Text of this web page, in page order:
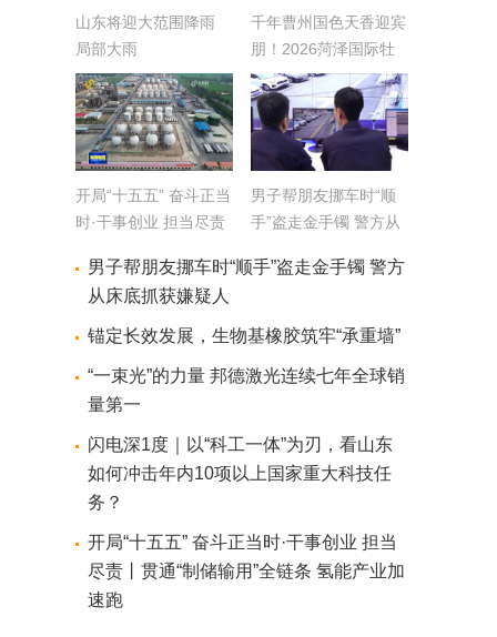
山东将迎大范围降雨
局部大雨
千年曹州国色天香迎宾
朋！2026菏泽国际牡
丹节会亮点纷呈
开局“十五五” 奋斗正当
时·干事创业 担当尽责
条 氢能产业加速跑
男子帮朋友挪车时“顺
手”盗走金手镯 警方从
男子帮朋友挪车时“顺手”盗走金手镯 警方
从床底抓获嫌疑人
锚定长效发展，生物基橡胶筑牢“承重墙”
“一束光”的力量 邦德激光连续七年全球销
量第一
闪电深1度｜以“科工一体”为刃，看山东
如何冲击年内10项以上国家重大科技任
务？
开局“十五五” 奋斗正当时·干事创业 担当
尽责丨贯通“制储输用”全链条 氢能产业加
速跑